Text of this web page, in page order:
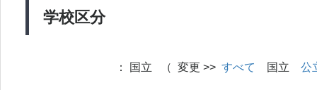
学校区分
： 国立 （ 変更 >> すべて 国立 公